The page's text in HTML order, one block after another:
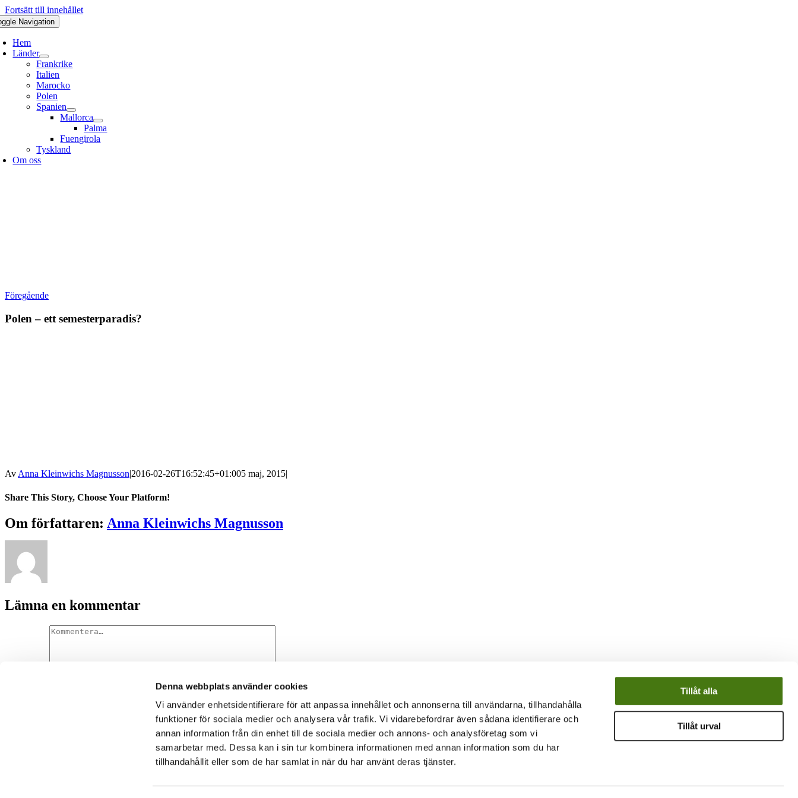
Denna webbplats använder cookies
Vi använder enhetsidentifierare för att anpassa innehållet och annonserna till användarna, tillhandahålla
funktioner för sociala medier och analysera vår trafik. Vi vidarebefordrar även sådana identifierare och
annan information från din enhet till de sociala medier och annons- och analysföretag som vi
samarbetar med. Dessa kan i sin tur kombinera informationen med annan information som du har
tillhandahållit eller som de har samlat in när du har använt deras tjänster.
Tillåt alla
Tillåt urval
Fortsätt till innehållet
Navigation
Hem
Länder
Frankrike
Italien
Marocko
Polen
Spanien
Mallorca
Palma
Fuengirola
Tyskland
Om oss
Föregående
Polen – ett semesterparadis?
AvAnna Kleinwichs Magnusson|2016-02-26T16:52:45+01:005 maj, 2015|
Share This Story, Choose Your Platform!
Om författaren: Anna Kleinwichs Magnusson
Lämna en kommentar
Denna webbplats använder Akismet för att minska skräppost.Lär dig om hur din kommentarsdata bearbetas.